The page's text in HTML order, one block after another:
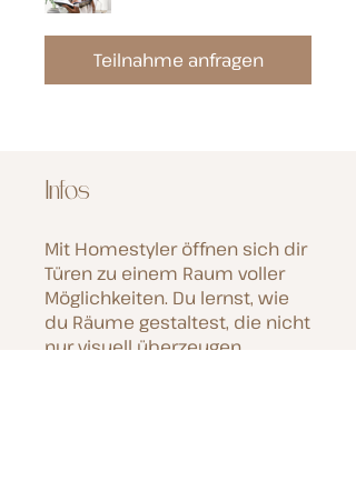
Teilnahme anfragen
Infos
Mit Homestyler öffnen sich dir
Türen zu einem Raum voller
Möglichkeiten. Du lernst, wie
du Räume gestaltest, die nicht
nur visuell überzeugen,